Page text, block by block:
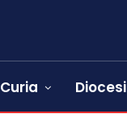
Curia Diocesi